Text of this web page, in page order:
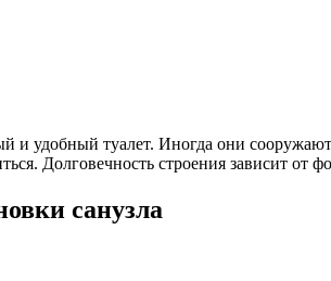
и удобный туалет. Иногда они
Долговечность строения зависит от
санузла